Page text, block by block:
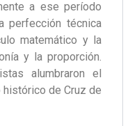
a ese período
perfección técnica
matemático y la
y la proporción.
alumbraron el
de Cruz de